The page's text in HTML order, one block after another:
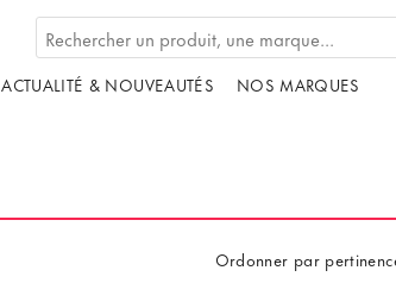
ACTUALITÉ & NOUVEAUTÉS NOS MARQUES
Ordonner par